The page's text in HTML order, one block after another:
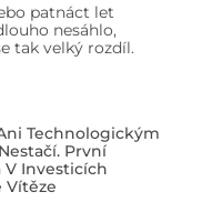
patnáct let
nesáhlo,
tak velký rozdíl.
Technologickým
První
V Investicích
Vítěze